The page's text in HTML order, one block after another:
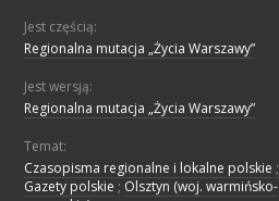
Jest częścią:
Regionalna mutacja „Życia Warszawy”
Jest wersją:
Regionalna mutacja „Życia Warszawy”
Temat:
Czasopisma regionalne i lokalne polskie ;
Gazety polskie ; Olsztyn (woj. warmińsko-